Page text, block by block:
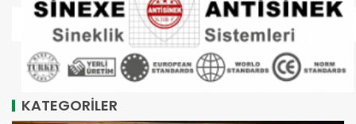
KATEGORİLER